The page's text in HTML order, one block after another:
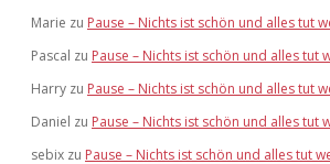
Marie zu Pause – Nichts ist schön und alles tut
Pascal zu Pause – Nichts ist schön und alles tut
Harry zu Pause – Nichts ist schön und alles tut
Daniel zu Pause – Nichts ist schön und alles tut
sebix zu Pause – Nichts ist schön und alles tut